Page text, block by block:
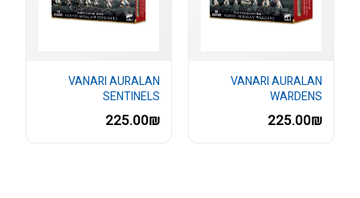
VANARI AURALAN
WARDENS
225.00₪
VANARI AURALAN
SENTINELS
225.00₪